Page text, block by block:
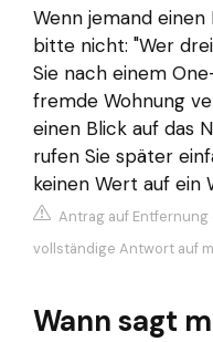
Wenn jemand einen
bitte nicht: "Wer
Sie nach einem
fremde Wohnung
einen Blick auf das
rufen Sie später
keinen Wert auf ein
Antrag auf Entfernung
vollständige Antwort auf
Wann sagt